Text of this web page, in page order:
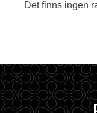
Det finns ingen